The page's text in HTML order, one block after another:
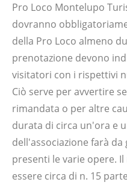
Pro Loco Montelupo
dovranno
della Pro Loco almeno
prenotazione devono
visitatori con i rispettivi
Ciò serve per avvertire
rimandata o per altre
durata di circa un'ora e
dell'associazione farà
presenti le varie opere.
essere circa di n. 15